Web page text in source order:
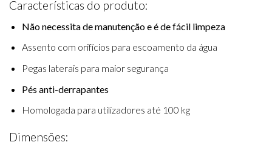
Características do produto:
Não necessita de manutenção e é de fácil limpeza
Assento com orifícios para escoamento da água
Pegas laterais para maior segurança
Pés anti-derrapantes
Homologada para utilizadores até 100 kg
Dimensões: